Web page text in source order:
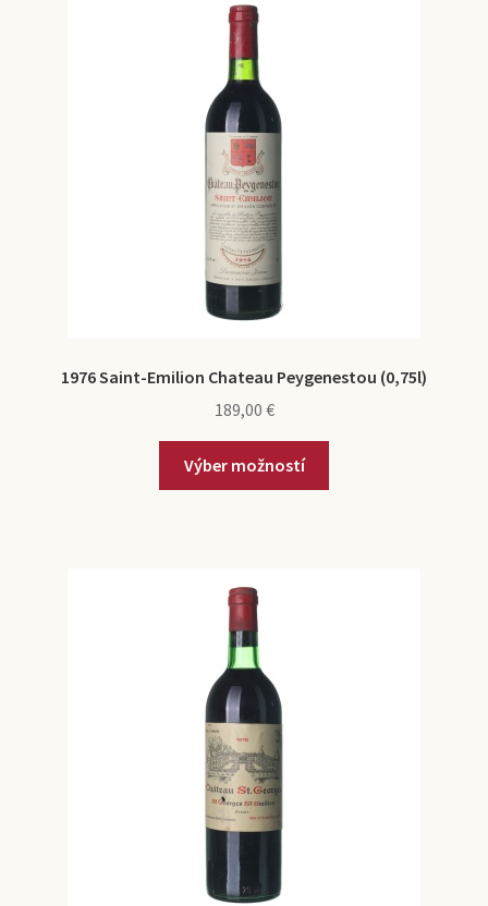
1976 Saint-Emilion Chateau Peygenestou (0,75l)
189,00 €
Výber možností